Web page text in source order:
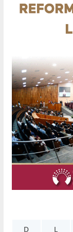
D
L